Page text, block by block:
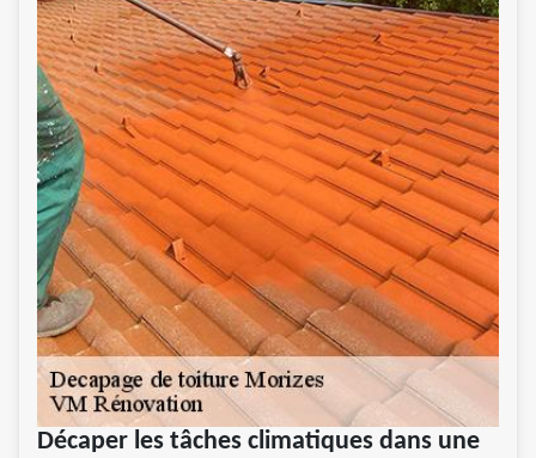
Décaper les tâches climatiques dans une